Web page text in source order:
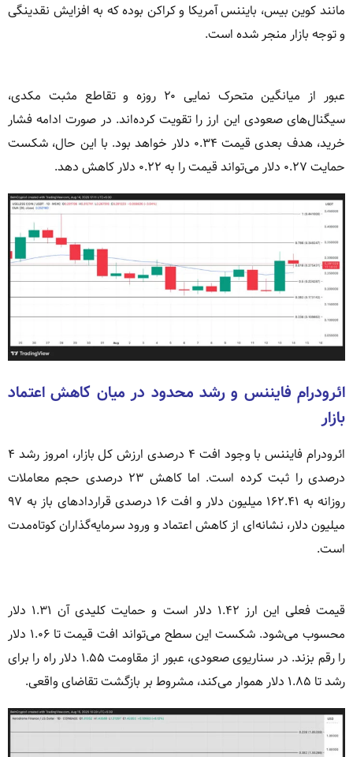
مانند کوین بیس، بایننس آمریکا و کراکن بوده که به افزایش نقدینگی
و توجه بازار منجر شده است.
عبور از میانگین متحرک نمایی ۲۰ روزه و تقاطع مثبت مکدی،
سیگنال‌های صعودی این ارز را تقویت کرده‌اند. در صورت ادامه فشار
خرید، هدف بعدی قیمت ۰.۳۴ دلار خواهد بود. با این حال، شکست
حمایت ۰.۲۷ دلار می‌تواند قیمت را به ۰.۲۲ دلار کاهش دهد.
ائرودرام فایننس و رشد محدود در میان کاهش اعتماد
بازار
ائرودرام فایننس با وجود افت ۴ درصدی ارزش کل بازار، امروز رشد ۴
درصدی را ثبت کرده است. اما کاهش ۲۳ درصدی حجم معاملات
روزانه به ۱۶۲.۴۱ میلیون دلار و افت ۱۶ درصدی قراردادهای باز به ۹۷
میلیون دلار، نشانه‌ای از کاهش اعتماد و ورود سرمایه‌گذاران کوتاه‌مدت
است.
قیمت فعلی این ارز ۱.۴۲ دلار است و حمایت کلیدی آن ۱.۳۱ دلار
محسوب می‌شود. شکست این سطح می‌تواند افت قیمت تا ۱.۰۶ دلار
را رقم بزند. در سناریوی صعودی، عبور از مقاومت ۱.۵۵ دلار راه را برای
رشد تا ۱.۸۵ دلار هموار می‌کند، مشروط بر بازگشت تقاضای واقعی.